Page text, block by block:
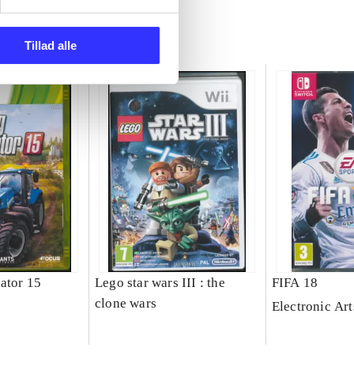
Tillad alle
15
Lego star wars III : the
clone wars
FIFA 18
Electronic